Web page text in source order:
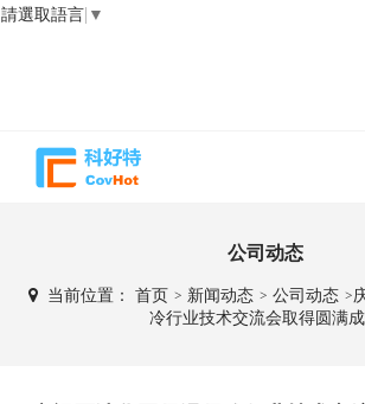
請選取語言 ▼
公司动态
当前位置： 首页 > 新闻动态 > 公司动态 >
冷行业技术交流会取得圆满